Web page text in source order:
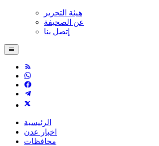
هيئة التحرير
عن الصحيفة
إتصل بنا
الرئيسية
اخبار عدن
محافظات